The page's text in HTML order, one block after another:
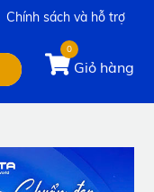
Chính sách và hỗ trợ
0
Giỏ hàng